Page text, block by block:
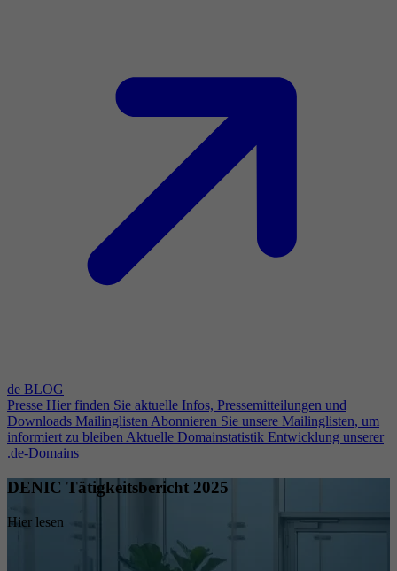
de BLOG
Presse Hier finden Sie aktuelle Infos, Pressemitteilungen und
Downloads Mailinglisten Abonnieren Sie unsere Mailinglisten, um
informiert zu bleiben Aktuelle Domainstatistik Entwicklung unserer
.de-Domains
DENIC Tätigkeitsbericht 2025
Hier lesen